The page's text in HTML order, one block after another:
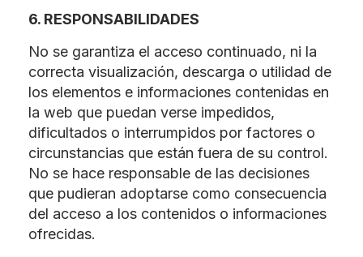
6. RESPONSABILIDADES
No se garantiza el acceso continuado, ni la
correcta visualización, descarga o utilidad de
los elementos e informaciones contenidas en
la web que puedan verse impedidos,
dificultados o interrumpidos por factores o
circunstancias que están fuera de su control.
No se hace responsable de las decisiones
que pudieran adoptarse como consecuencia
del acceso a los contenidos o informaciones
ofrecidas.